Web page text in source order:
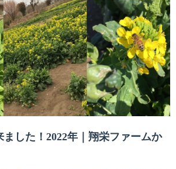
した！2022年｜翔栄ファームか